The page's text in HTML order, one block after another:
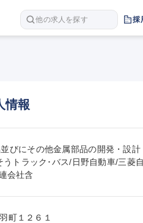
他の求人を探す 採
情報
びにその他金属部品の開発・設計
トラック･バス/日野自動車/三菱
会社含
町１２６１